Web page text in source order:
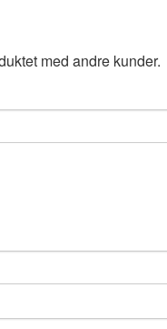
med andre kunder.